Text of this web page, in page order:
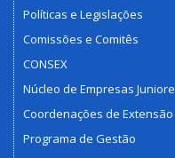
Políticas e Legislações
Comissões e Comitês
CONSEX
Núcleo de Empresas
Coordenações de Extensão
Programa de Gestão